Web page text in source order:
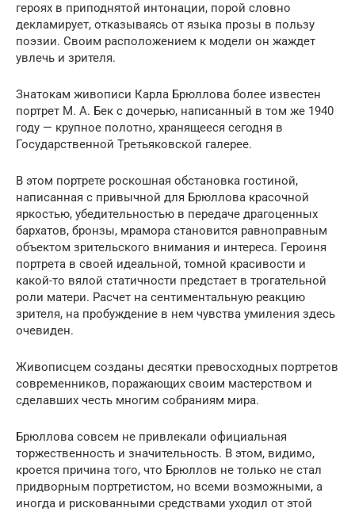
героях в приподнятой интонации, порой словно
декламирует, отказываясь от языка прозы в пользу
поэзии. Своим расположением к модели он жаждет
увлечь и зрителя.
Знатокам живописи Карла Брюллова более известен
портрет М. А. Бек с дочерью, написанный в том же 1940
году — крупное полотно, хранящееся сегодня в
Государственной Третьяковской галерее.
В этом портрете роскошная обстановка гостиной,
написанная с привычной для Брюллова красочной
яркостью, убедительностью в передаче драгоценных
бархатов, бронзы, мрамора становится равноправным
объектом зрительского внимания и интереса. Героиня
портрета в своей идеальной, томной красивости и
какой-то вялой статичности предстает в трогательной
роли матери. Расчет на сентиментальную реакцию
зрителя, на пробуждение в нем чувства умиления здесь
очевиден.
Живописцем созданы десятки превосходных портретов
современников, поражающих своим мастерством и
сделавших честь многим собраниям мира.
Брюллова совсем не привлекали официальная
торжественность и значительность. В этом, видимо,
кроется причина того, что Брюллов не только не стал
придворным портретистом, но всеми возможными, а
иногда и рискованными средствами уходил от этой